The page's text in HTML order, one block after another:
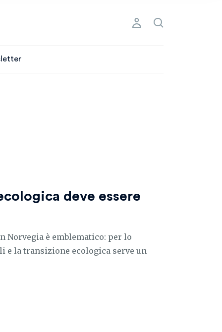
deve essere
Norvegia è emblematico: per lo
e la transizione ecologica serve un